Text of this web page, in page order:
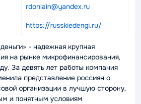
rdonlain@yandex.ru
https://russkiedengi.ru/
- надежная крупная
на рынке микрофинансирования,
За девять лет работы компания
представление россиян о
организации в лучшую сторону,
и понятным условиям